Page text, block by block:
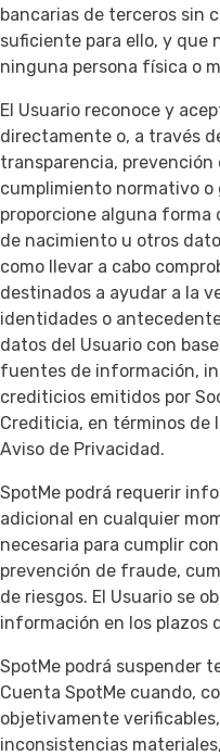
bancarias de terceros sin
suficiente para ello, y que
ninguna persona física o
El Usuario reconoce y
directamente o, a través
transparencia,
cumplimiento normativo o
proporcione alguna
de nacimiento u otros
como llevar a cabo
destinados a ayudar a la
identidades o
datos del Usuario con
fuentes de información,
crediticios emitidos por
Crediticia, en términos de
Aviso de Privacidad.
SpotMe podrá requerir
adicional en cualquier
necesaria para cumplir
prevención de fraude,
de riesgos. El Usuario se
información en los plazos
SpotMe podrá suspender
Cuenta SpotMe cuando,
objetivamente
inconsistencias